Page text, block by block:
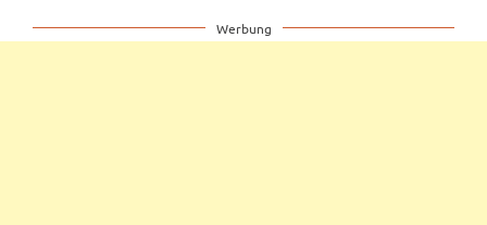
Werbung